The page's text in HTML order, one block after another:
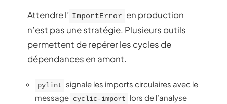
Attendre l’ ImportError en production
n’est pas une stratégie. Plusieurs outils
permettent de repérer les cycles de
dépendances en amont.
pylint
signale les imports circulaires avec le
message cyclic-import
lors de l’analyse